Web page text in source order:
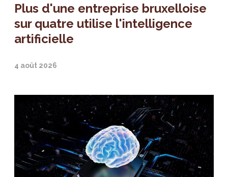
Plus d'une entreprise bruxelloise
sur quatre utilise l'intelligence
artificielle
4 août 2026